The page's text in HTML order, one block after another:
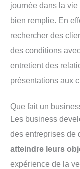
journée dans la vie
bien remplie. En
rechercher des
des conditions
entretient des
présentations aux
Que fait un
Les business
des entreprises de
atteindre leurs
expérience de la